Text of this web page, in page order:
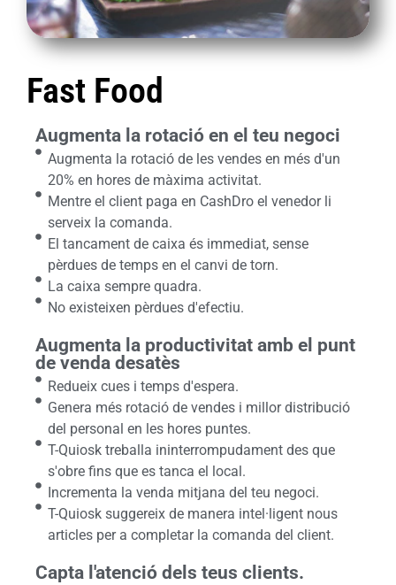
Fast Food
Augmenta la rotació en el teu negoci
Augmenta la rotació de les vendes en més d'un
20% en hores de màxima activitat.
Mentre el client paga en CashDro el venedor li
serveix la comanda.
El tancament de caixa és immediat, sense
pèrdues de temps en el canvi de torn.
La caixa sempre quadra.
No existeixen pèrdues d'efectiu.
Augmenta la productivitat amb el punt
de venda desatès
Redueix cues i temps d'espera.
Genera més rotació de vendes i millor distribució
del personal en les hores puntes.
T-Quiosk treballa ininterrompudament des que
s'obre fins que es tanca el local.
Incrementa la venda mitjana del teu negoci.
T-Quiosk suggereix de manera intel·ligent nous
articles per a completar la comanda del client.
Capta l'atenció dels teus clients.